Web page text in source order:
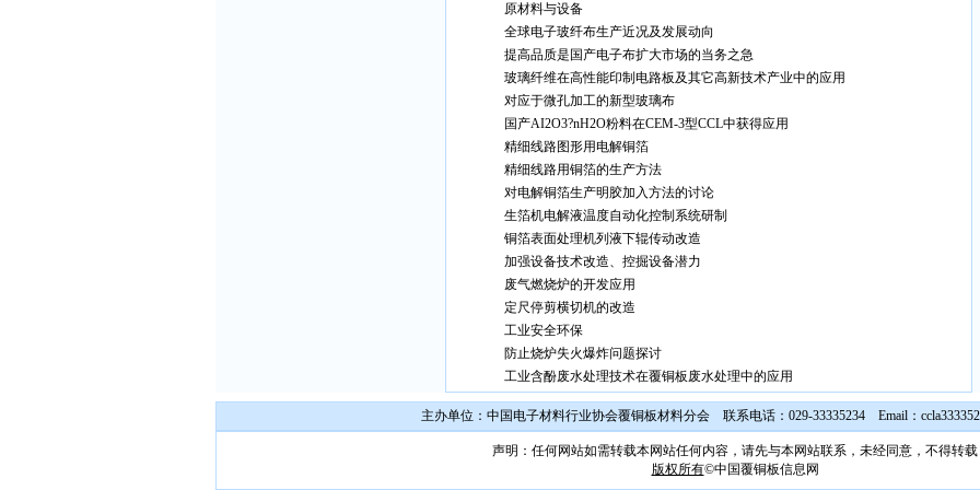
原材料与设备
全球电子玻纤布生产近况及发展动向
提高品质是国产电子布扩大市场的当务之急
玻璃纤维在高性能印制电路板及其它高新技术产业中的应用
对应于微孔加工的新型玻璃布
国产AI2O3?nH2O粉料在CEM-3型CCL中获得应用
精细线路图形用电解铜箔
精细线路用铜箔的生产方法
对电解铜箔生产明胶加入方法的讨论
生箔机电解液温度自动化控制系统研制
铜箔表面处理机列液下辊传动改造
加强设备技术改造、控掘设备潜力
废气燃烧炉的开发应用
定尺停剪横切机的改造
工业安全环保
防止烧炉失火爆炸问题探讨
工业含酚废水处理技术在覆铜板废水处理中的应用
主办单位：中国电子材料行业协会覆铜板材料分会 联系电话：029-33335234 Email：
声明：任何网站如需转载本网站任何内容，请先与本网站联系，未经同意，不得转载
版权所有©中国覆铜板信息网